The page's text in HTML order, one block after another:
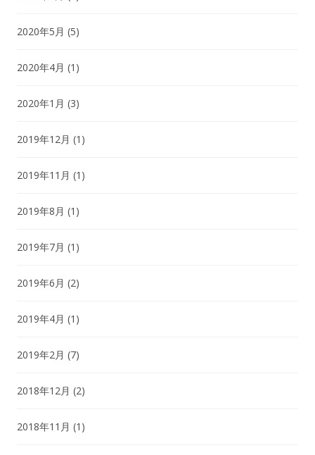
2020年5月 (5)
2020年4月 (1)
2020年1月 (3)
2019年12月 (1)
2019年11月 (1)
2019年8月 (1)
2019年7月 (1)
2019年6月 (2)
2019年4月 (1)
2019年2月 (7)
2018年12月 (2)
2018年11月 (1)